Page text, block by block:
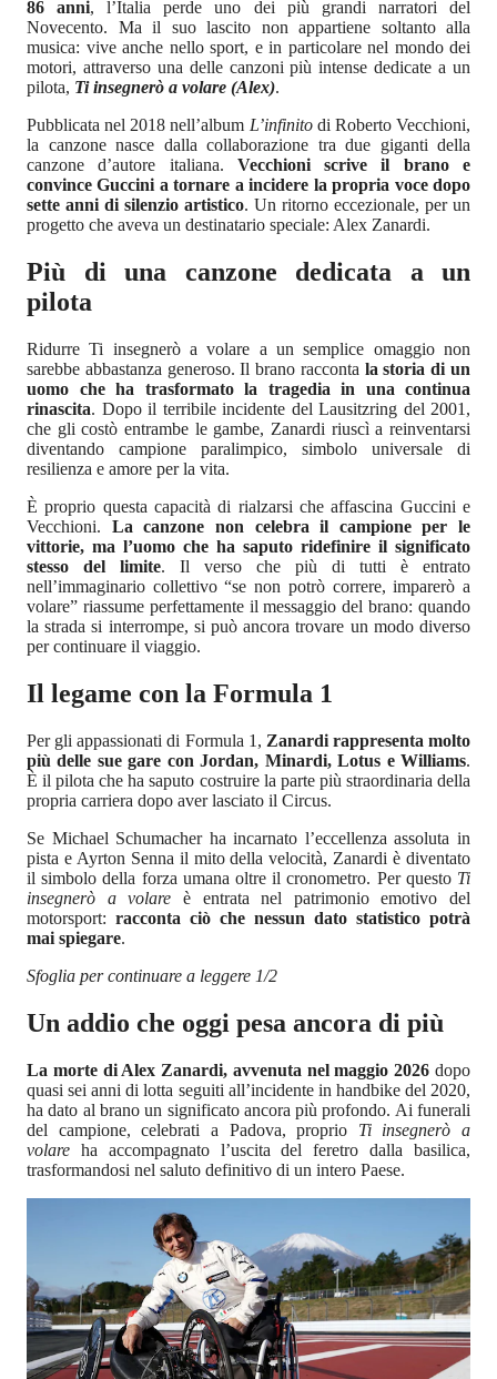
86 anni, l’Italia perde uno dei più grandi narratori del
Novecento. Ma il suo lascito non appartiene soltanto alla
musica: vive anche nello sport, e in particolare nel mondo dei
motori, attraverso una delle canzoni più intense dedicate a un
pilota, Ti insegnerò a volare (Alex).
Pubblicata nel 2018 nell’album L’infinitodi Roberto Vecchioni,
la canzone nasce dalla collaborazione tra due giganti della
canzone d’autore italiana. Vecchioni scrive il brano e
convince Guccini a tornare a incidere la propria voce dopo
sette anni di silenzio artistico. Un ritorno eccezionale, per un
progetto che aveva un destinatario speciale: Alex Zanardi.
Più di una canzone dedicata a un
pilota
Ridurre Ti insegnerò a volare a un semplice omaggio non
sarebbe abbastanza generoso. Il brano racconta la storia di un
uomo che ha trasformato la tragedia in una continua
rinascita. Dopo il terribile incidente del Lausitzring del 2001,
che gli costò entrambe le gambe, Zanardi riuscì a reinventarsi
diventando campione paralimpico, simbolo universale di
resilienza e amore per la vita.
È proprio questa capacità di rialzarsi che affascina Guccini e
Vecchioni. La canzone non celebra il campione per le
vittorie, ma l’uomo che ha saputo ridefinire il significato
stesso del limite. Il verso che più di tutti è entrato
nell’immaginario collettivo “se non potrò correre, imparerò a
volare” riassume perfettamente il messaggio del brano: quando
la strada si interrompe, si può ancora trovare un modo diverso
per continuare il viaggio.
Il legame con la Formula 1
Per gli appassionati di Formula 1, Zanardi rappresenta molto
più delle sue gare con Jordan, Minardi, Lotus e Williams.
È il pilota che ha saputo costruire la parte più straordinaria della
propria carriera dopo aver lasciato il Circus.
Se Michael Schumacher ha incarnato l’eccellenza assoluta in
pista e Ayrton Senna il mito della velocità, Zanardi è diventato
il simbolo della forza umana oltre il cronometro. Per questo Ti
insegnerò a volare è entrata nel patrimonio emotivo del
motorsport: racconta ciò che nessun dato statistico potrà
mai spiegare.
Sfoglia per continuare a leggere 1/2
Un addio che oggi pesa ancora di più
La morte di Alex Zanardi, avvenuta nel maggio 2026 dopo
quasi sei anni di lotta seguiti all’incidente in handbike del 2020,
ha dato al brano un significato ancora più profondo. Ai funerali
del campione, celebrati a Padova, proprio Ti insegnerò a
volare ha accompagnato l’uscita del feretro dalla basilica,
trasformandosi nel saluto definitivo di un intero Paese.